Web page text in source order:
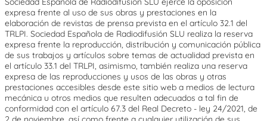
expresa frente al uso de sus obras y prestaciones en la
elaboración de revistas de prensa prevista en el artículo 32.1 del
TRLPI. Sociedad Española de Radiodifusión SLU realiza la reserva
expresa frente la reproducción, distribución y comunicación pública
de sus trabajos y artículos sobre temas de actualidad prevista en
el artículo 33.1 del TRLPI, asimismo, también realiza una reserva
expresa de las reproducciones y usos de las obras y otras
prestaciones accesibles desde este sitio web a medios de lectura
mecánica u otros medios que resulten adecuados a tal fin de
conformidad con el artículo 67.3 del Real Decreto - ley 24/2021, de